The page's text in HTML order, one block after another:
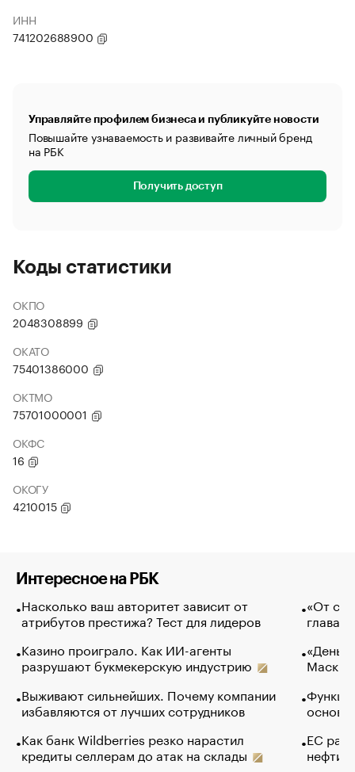
ИНН
741202688900
Управляйте профилем бизнеса и публикуйте новости
Повышайте узнаваемость и развивайте личный бренд
на РБК
Получить доступ
Коды статистики
ОКПО
2048308899
ОКАТО
75401386000
ОКТМО
75701000001
ОКФС
16
ОКОГУ
4210015
Интересное на РБК
Насколько ваш авторитет зависит от
атрибутов престижа? Тест для лидеров
Казино проиграло. Как ИИ-агенты
разрушают букмекерскую индустрию
Выживают сильнейших. Почему компании
избавляются от лучших сотрудников
Как банк Wildberries резко нарастил
кредиты селлерам до атак на склады
«От
глава
Маск в
основ
ЕС
нефти